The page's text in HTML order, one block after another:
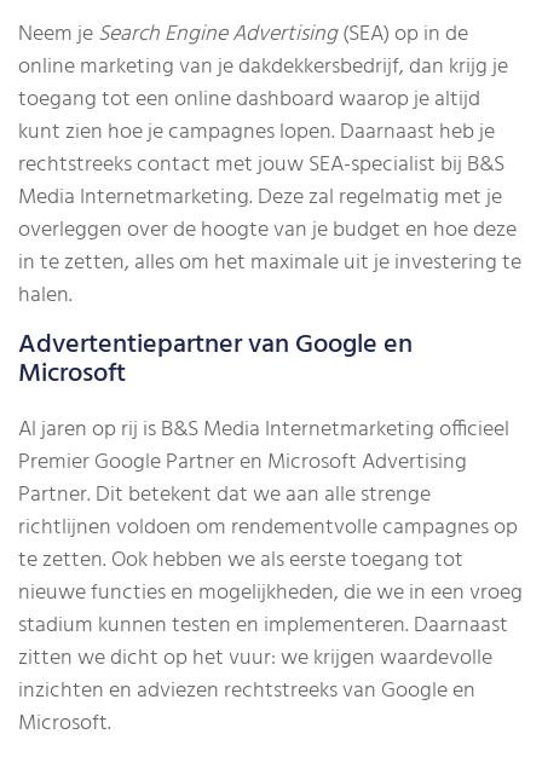
Neem jeSearch Engine Advertising(SEA) op in de
online marketing van je dakdekkersbedrijf, dan krijg je
toegang tot een online dashboard waarop je altijd
kunt zien hoe je campagnes lopen. Daarnaast heb je
rechtstreeks contact met jouw SEA-specialist bij B&S
Media Internetmarketing. Deze zal regelmatig met je
overleggen over de hoogte van je budget en hoe deze
in te zetten, alles om het maximale uit je investering te
halen.
Advertentiepartner van Google en
Microsoft
Al jaren op rij is B&S Media Internetmarketing officieel
Premier Google Partner en Microsoft Advertising
Partner. Dit betekent dat we aan alle strenge
richtlijnen voldoen om rendementvolle campagnes op
te zetten. Ook hebben we als eerste toegang tot
nieuwe functies en mogelijkheden, die we in een vroeg
stadium kunnen testen en implementeren. Daarnaast
zitten we dicht op het vuur: we krijgen waardevolle
inzichten en adviezen rechtstreeks van Google en
Microsoft.